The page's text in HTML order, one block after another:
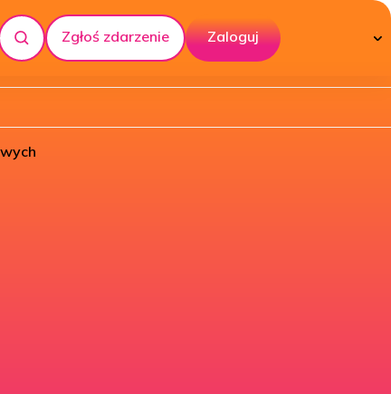
Szukaj
Zgłoś zdarzenie Zaloguj